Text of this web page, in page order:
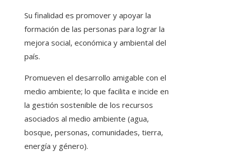
Su finalidad es promover y apoyar la
formación de las personas para lograr la
mejora social, económica y ambiental del
país.
Promueven el desarrollo amigable con el
medio ambiente; lo que facilita e incide en
la gestión sostenible de los recursos
asociados al medio ambiente (agua,
bosque, personas, comunidades, tierra,
energía y género).